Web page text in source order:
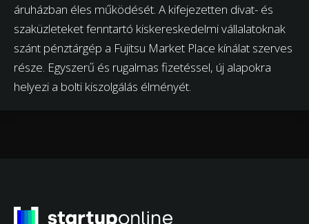
áruházban éles működését. A kifejezetten divat- és
szaküzleteket fenntartó kiskereskedelmi vállalatoknak
szánt pénztárgép a Fujitsu Market Place kínálat szerves
része. Egyszerű és rugalmas fizetéssel, új alapokra
helyezi a bolti kiszolgálás élményét.